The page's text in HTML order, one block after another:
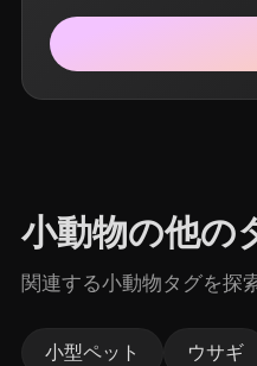
小動物の他の
関連する小動物タグを探
小型ペット ウサギ